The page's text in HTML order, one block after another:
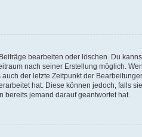
bearbeiten oder löschen. Du
nach seiner Erstellung möglich.
der letzte Zeitpunkt der
hat. Diese können jedoch, falls
bereits jemand darauf geantwortet hat.